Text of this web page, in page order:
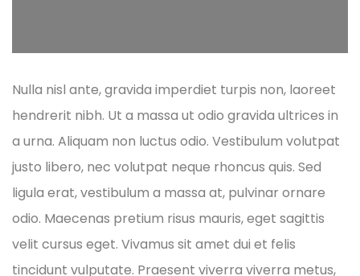
Nulla nisl ante, gravida imperdiet turpis non, laoreet
hendrerit nibh. Ut a massa ut odio gravida ultrices in
a urna. Aliquam non luctus odio. Vestibulum volutpat
justo libero, nec volutpat neque rhoncus quis. Sed
ligula erat, vestibulum a massa at, pulvinar ornare
odio. Maecenas pretium risus mauris, eget sagittis
velit cursus eget. Vivamus sit amet dui et felis
tincidunt vulputate. Praesent viverra viverra metus,